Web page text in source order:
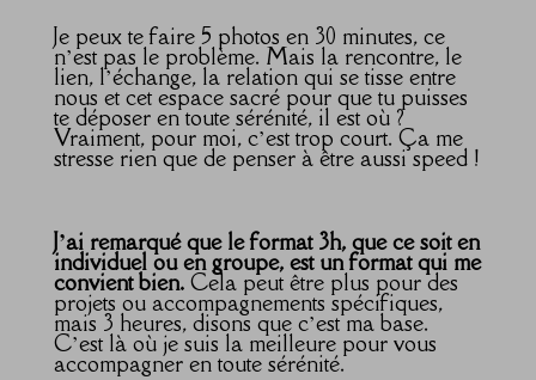
Je peux te faire 5 photos en 30 minutes, ce
n’est pas le problème. Mais la rencontre, le
lien, l’échange, la relation qui se tisse entre
nous et cet espace sacré pour que tu puisses
te déposer en toute sérénité, il est où ?
Vraiment, pour moi, c’est trop court. Ça me
stresse rien que de penser à être aussi speed !
J’ai remarqué que le format 3h, que ce soit en
individuel ou en groupe, est un format qui me
convient bien.Cela peut être plus pour des
projets ou accompagnements spécifiques,
mais 3 heures, disons que c’est ma base.
C’est là où je suis la meilleure pour vous
accompagner en toute sérénité.